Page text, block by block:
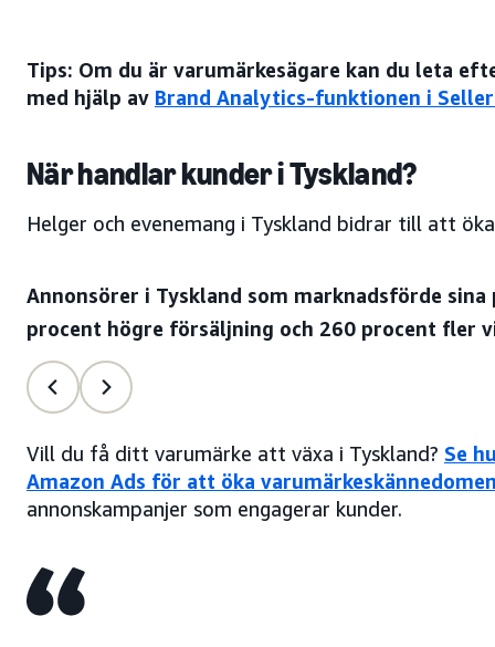
Tips: Om du är varumärkesägare kan du leta
med hjälp av Brand Analytics-funktionen i
När handlar kunder i Tyskland?
Helger och evenemang i Tyskland bidrar till att
Annonsörer i Tyskland som marknadsförde
procent högre försäljning och 260 procent fler
Vill du få ditt varumärke att växa i Tyskland? Se
Amazon Ads för att öka
annonskampanjer som engagerar kunder.